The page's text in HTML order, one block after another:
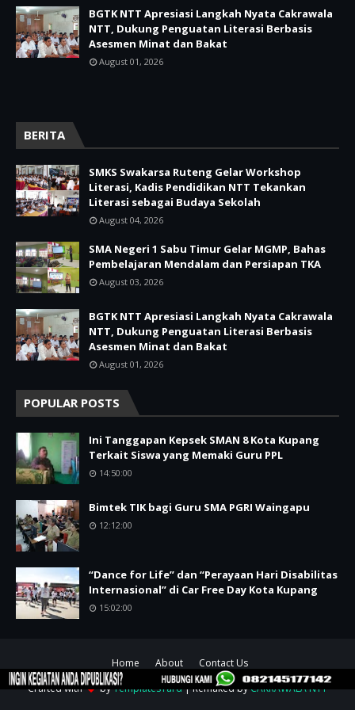
BGTK NTT Apresiasi Langkah Nyata Cakrawala
NTT, Dukung Penguatan Literasi Berbasis
Asesmen Minat dan Bakat
August 01, 2026
BERITA
SMKS Swakarsa Ruteng Gelar Workshop
Literasi, Kadis Pendidikan NTT Tekankan
Literasi sebagai Budaya Sekolah
August 04, 2026
SMA Negeri 1 Sabu Timur Gelar MGMP, Bahas
Pembelajaran Mendalam dan Persiapan TKA
August 03, 2026
BGTK NTT Apresiasi Langkah Nyata Cakrawala
NTT, Dukung Penguatan Literasi Berbasis
Asesmen Minat dan Bakat
August 01, 2026
POPULAR POSTS
Ini Tanggapan Kepsek SMAN 8 Kota Kupang
Terkait Siswa yang Memaki Guru PPL
14:50:00
Bimtek TIK bagi Guru SMA PGRI Waingapu
12:12:00
“Dance for Life” dan “Perayaan Hari Disabilitas
Internasional” di Car Free Day Kota Kupang
15:02:00
Home About
Contact Us
Crafted with
byTemplatesYard| Remaked byCAKRAWALA NTT